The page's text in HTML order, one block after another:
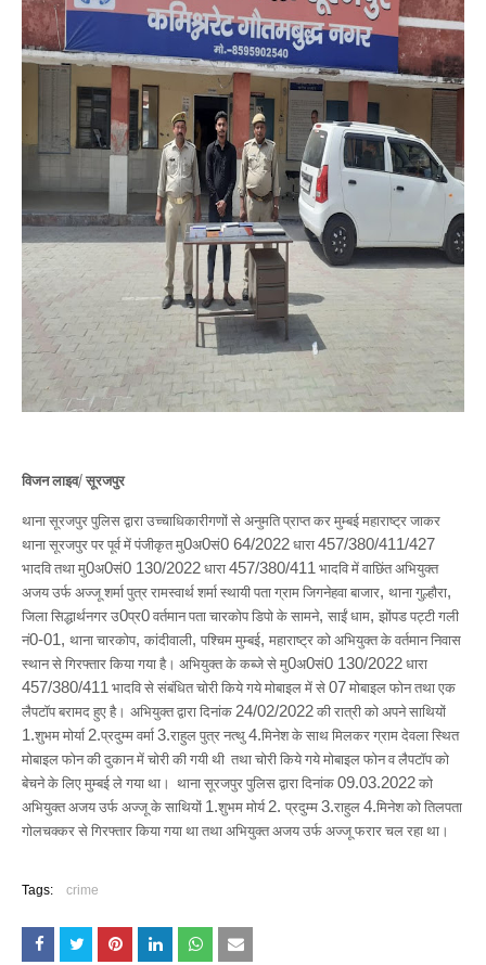
विजन लाइव/ सूरजपुर
थाना सूरजपुर पुलिस द्वारा उच्चाधिकारीगणों से अनुमति प्राप्त कर मुम्बई महाराष्ट्र जाकर
थाना सूरजपुर पर पूर्व में पंजीकृत मु0अ0सं0 64/2022धारा457/380/411/427
भादवि तथा मु0अ0सं0 130/2022धारा457/380/411 भादवि में वाछिंत अभियुक्त
अजय उर्फ अज्जू शर्मा पुत्र रामस्वार्थ शर्मा स्थायी पता ग्राम जिगनेहवा बाजार, थाना गुल्हौरा,
जिला सिद्धार्थनगर उ0प्र0वर्तमान पता चारकोप डिपो के सामने, साईं धाम, झोंपड पट्टी गली
नं0-01, थाना चारकोप, कांदीवाली, पश्चिम मुम्बई, महाराष्ट्र को अभियुक्त के वर्तमान निवास
स्थान से गिरफ्तार किया गया है। अभियुक्त के कब्जे से मु0अ0सं0 130/2022धारा
457/380/411 भादवि से संबंधित चोरी किये गये मोबाइल में से07मोबाइल फोन तथा एक
लैपटॉप बरामद हुए है। अभियुक्त द्वारा दिनांक 24/02/2022की रात्री को अपने साथियों
1.शुभम मोर्या 2.प्रदुम्म वर्मा3.राहुल पुत्र नत्थु4.मिनेश के साथ मिलकर ग्राम देवला स्थित
मोबाइल फोन की दुकान में चोरी की गयी थी तथा चोरी किये गये मोबाइल फोन व लैपटॉप को
बेचने के लिए मुम्बई ले गया था। थाना सूरजपुर पुलिस द्वारा दिनांक09.03.2022को
अभियुक्त अजय उर्फ अज्जू के साथियों 1.शुभम मोर्य2. प्रदुम्म3.राहुल4.मिनेश को तिलपता
गोलचक्कर से गिरफ्तार किया गया था तथा अभियुक्त अजय उर्फ अज्जू फरार चल रहा था।
Tags: crime